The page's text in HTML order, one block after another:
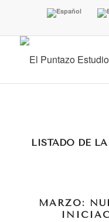
LISTADO DE
MARZO: